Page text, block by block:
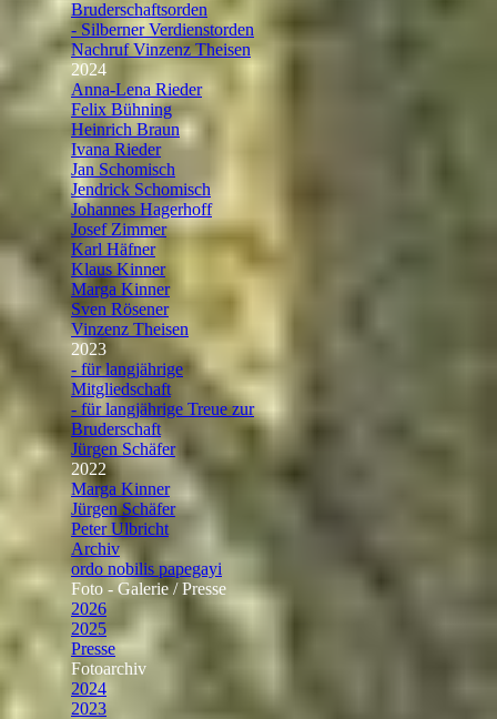
Bruderschaftsorden
- Silberner Verdienstorden
Nachruf Vinzenz Theisen
2024
Anna-Lena Rieder
Felix Bühning
Heinrich Braun
Ivana Rieder
Jan Schomisch
Jendrick Schomisch
Johannes Hagerhoff
Josef Zimmer
Karl Häfner
Klaus Kinner
Marga Kinner
Sven Rösener
Vinzenz Theisen
2023
- für langjährige
Mitgliedschaft
- für langjährige Treue zur
Bruderschaft
Jürgen Schäfer
2022▼
Marga Kinner
Jürgen Schäfer
Peter Ulbricht
Archiv
ordo nobilis papegayi
Foto - Galerie / Presse
2026
2025
Presse
Fotoarchiv
2024
2023